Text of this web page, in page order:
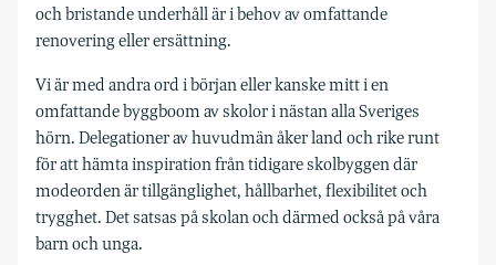
och bristande underhåll är i behov av omfattande
renovering eller ersättning.
Vi är med andra ord i början eller kanske mitt i en
omfattande byggboom av skolor i nästan alla Sveriges
hörn. Delegationer av huvudmän åker land och rike runt
för att hämta inspiration från tidigare skolbyggen där
modeorden är tillgänglighet, hållbarhet, flexibilitet och
trygghet. Det satsas på skolan och därmed också på våra
barn och unga.